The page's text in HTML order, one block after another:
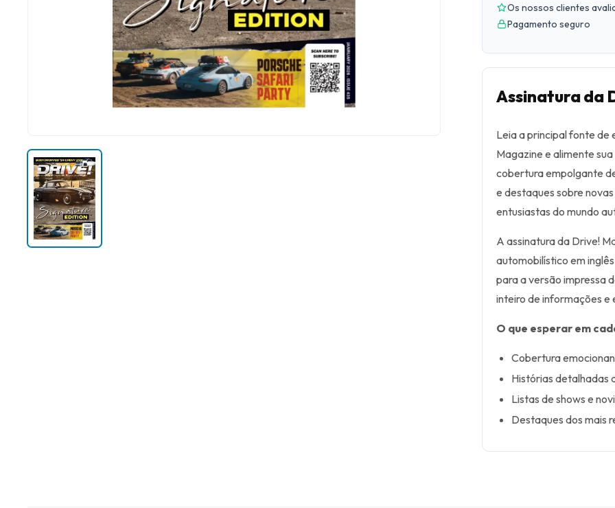
Os nossos clientes
Pagamento seguro
Assinatura da
Leia a principal fonte de
Magazine e alimente
cobertura empolgante
e destaques sobre
entusiastas do mundo
A assinatura da Drive!
automobilístico em
para a versão impressa
inteiro de informações e
O que esperar em
Cobertura
Histórias detalhadas
Listas de shows e
Destaques dos mais